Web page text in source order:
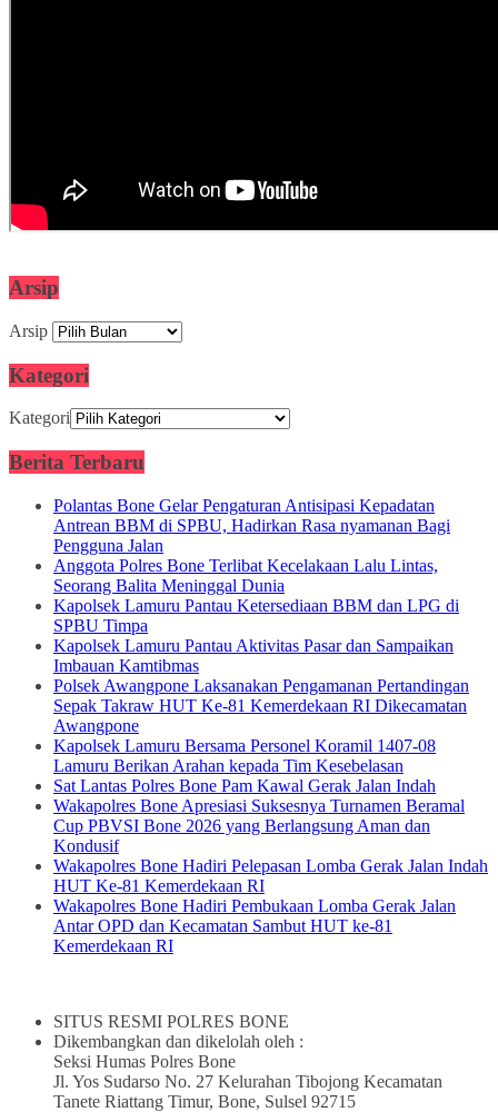
Arsip
Arsip
Kategori
Kategori
Berita Terbaru
Polantas Bone Gelar Pengaturan Antisipasi Kepadatan
Antrean BBM di SPBU, Hadirkan Rasa nyamanan Bagi
Pengguna Jalan
Anggota Polres Bone Terlibat Kecelakaan Lalu Lintas,
Seorang Balita Meninggal Dunia
Kapolsek Lamuru Pantau Ketersediaan BBM dan LPG di
SPBU Timpa
Kapolsek Lamuru Pantau Aktivitas Pasar dan Sampaikan
Imbauan Kamtibmas
Polsek Awangpone Laksanakan Pengamanan Pertandingan
Sepak Takraw HUT Ke-81 Kemerdekaan RI Dikecamatan
Awangpone
Kapolsek Lamuru Bersama Personel Koramil 1407-08
Lamuru Berikan Arahan kepada Tim Kesebelasan
Sat Lantas Polres Bone Pam Kawal Gerak Jalan Indah
Wakapolres Bone Apresiasi Suksesnya Turnamen Beramal
Cup PBVSI Bone 2026 yang Berlangsung Aman dan
Kondusif
Wakapolres Bone Hadiri Pelepasan Lomba Gerak Jalan Indah
HUT Ke-81 Kemerdekaan RI
Wakapolres Bone Hadiri Pembukaan Lomba Gerak Jalan
Antar OPD dan Kecamatan Sambut HUT ke-81
Kemerdekaan RI
SITUS RESMI POLRES BONE
Dikembangkan dan dikelolah oleh :
Seksi Humas Polres Bone
Jl. Yos Sudarso No. 27 Kelurahan Tibojong Kecamatan
Tanete Riattang Timur, Bone, Sulsel 92715